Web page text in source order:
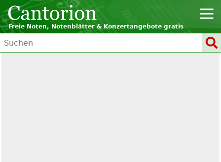
Freie Noten, Notenblätter & Konzertangebote gratis